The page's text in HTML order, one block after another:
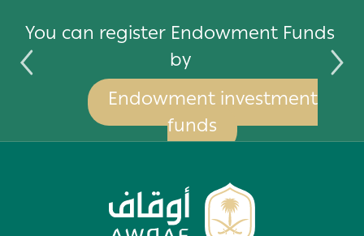
You can register Endowment Funds
by
Endowment investment
funds